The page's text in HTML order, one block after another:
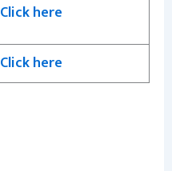
Click here
Click here